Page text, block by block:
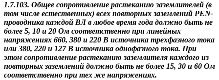
1.7.103. Общее сопротивление растеканию заземлителей (в
том числе естественных) всех повторных заземлений PEN-
проводника каждой BЛ в любое время года должно быть не
более 5, 10 и 20 Ом соответственно при линейных
напряжениях 660, 380 и 220 В источника трехфазного тока
или 380, 220 и 127 В источника однофазного тока. При
этом сопротивление растеканию заземлителя каждого из
повторных заземлений должно быть не более 15, 30 и 60 Ом
соответственно при тех же напряжениях.